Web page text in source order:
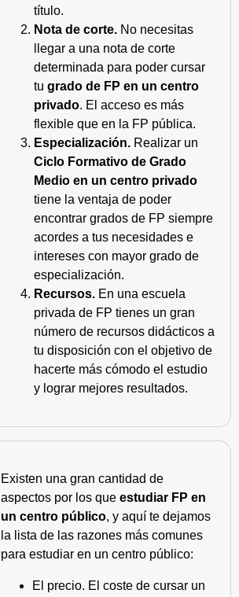
título.
Nota de corte. No necesitas
llegar a una nota de corte
determinada para poder cursar
tu grado de FP en un centro
privado. El acceso es más
flexible que en la FP pública.
Especialización. Realizar un
Ciclo Formativo de Grado
Medio en un centro privado
tiene la ventaja de poder
encontrar grados de FP siempre
acordes a tus necesidades e
intereses con mayor grado de
especialización.
Recursos. En una escuela
privada de FP tienes un gran
número de recursos didácticos a
tu disposición con el objetivo de
hacerte más cómodo el estudio
y lograr mejores resultados.
Existen una gran cantidad de
aspectos por los que estudiar FP en
un centro público, y aquí te dejamos
la lista de las razones más comunes
para estudiar en un centro público:
El precio. El coste de cursar un